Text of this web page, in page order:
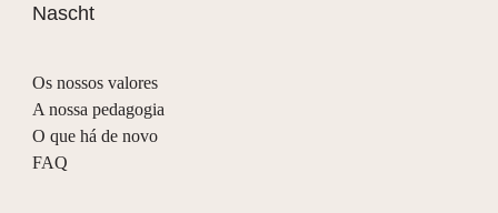
Nascht
Os nossos valores
A nossa pedagogia
O que há de novo
FAQ